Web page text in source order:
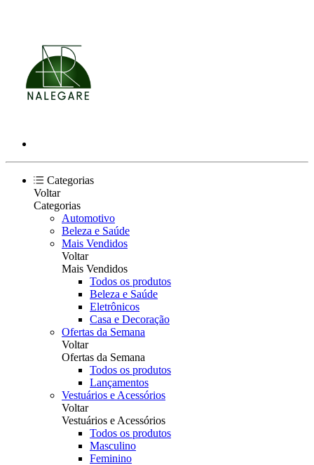
Categorias
Voltar
Categorias
Automotivo
Beleza e Saúde
Mais Vendidos
Voltar
Mais Vendidos
Todos os produtos
Beleza e Saúde
Eletrônicos
Casa e Decoração
Ofertas da Semana
Voltar
Ofertas da Semana
Todos os produtos
Lançamentos
Vestuários e Acessórios
Voltar
Vestuários e Acessórios
Todos os produtos
Masculino
Feminino